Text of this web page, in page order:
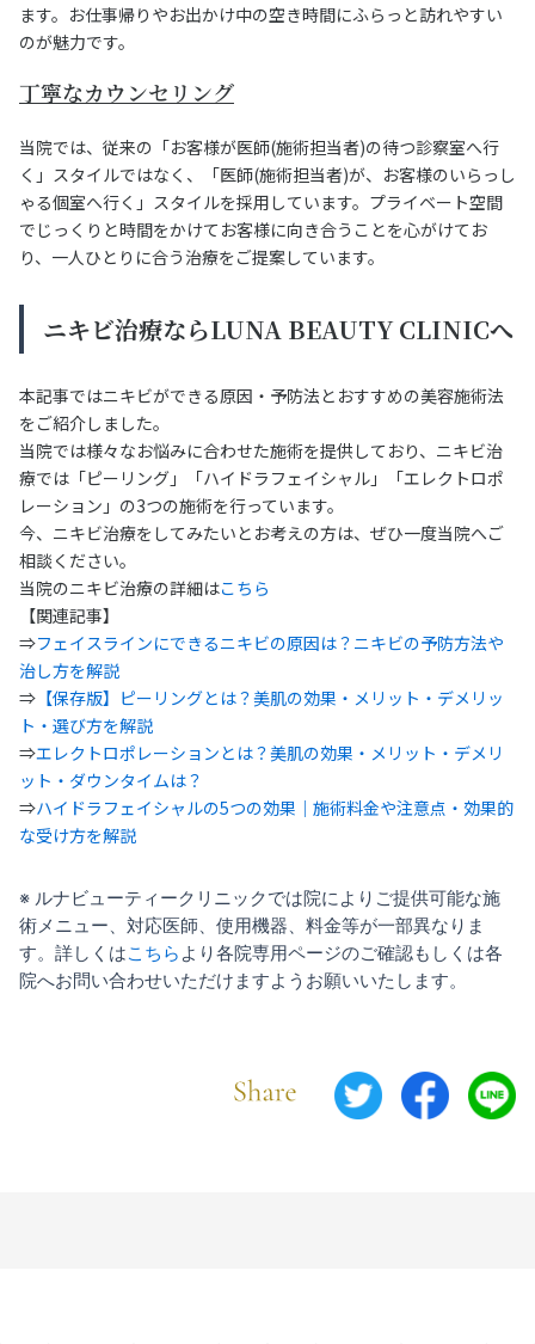
ます。お仕事帰りやお出かけ中の空き時間にふらっと訪れやすい
のが魅力です。
丁寧なカウンセリング
当院では、従来の「お客様が医師(施術担当者)の待つ診察室へ行
く」スタイルではなく、「医師(施術担当者)が、お客様のいらっし
ゃる個室へ行く」スタイルを採用しています。プライベート空間
でじっくりと時間をかけてお客様に向き合うことを心がけてお
り、一人ひとりに合う治療をご提案しています。
ニキビ治療ならLUNA BEAUTY CLINICへ
本記事ではニキビができる原因・予防法とおすすめの美容施術法
をご紹介しました。
当院では様々なお悩みに合わせた施術を提供しており、ニキビ治
療では「ピーリング」「ハイドラフェイシャル」「エレクトロポ
レーション」の3つの施術を行っています。
今、ニキビ治療をしてみたいとお考えの方は、ぜひ一度当院へご
相談ください。
当院のニキビ治療の詳細はこちら
【関連記事】
⇒フェイスラインにできるニキビの原因は？ニキビの予防方法や
治し方を解説
⇒ 【保存版】ピーリングとは？美肌の効果・メリット・デメリッ
ト・選び方を解説
⇒エレクトロポレーションとは？美肌の効果・メリット・デメリ
ット・ダウンタイムは？
⇒ハイドラフェイシャルの5つの効果｜施術料金や注意点・効果的
な受け方を解説
※ ルナビューティークリニックでは院によりご提供可能な施
術メニュー、対応医師、使用機器、料金等が一部異なりま
す。詳しくはこちら より各院専用ページのご確認もしくは各
院へお問い合わせいただけますようお願いいたします。